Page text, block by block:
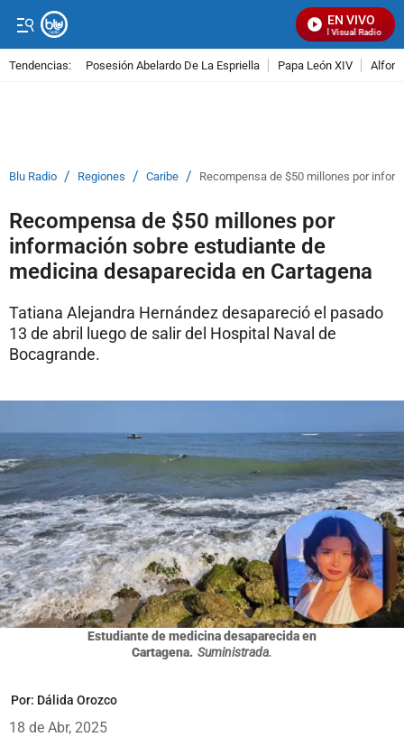
EN VIVO
Señal Visual Radio
Tendencias: Posesión Abelardo De La Espriella Papa León XIV
Blu Radio / Regiones / Caribe / Recompensa de $50 millones por
Recompensa de $50 millones por
información sobre estudiante de
medicina desaparecida en Cartagena
Tatiana Alejandra Hernández desapareció el pasado
13 de abril luego de salir del Hospital Naval de
Bocagrande.
Estudiante de medicina desaparecida en
Cartagena. Suministrada.
Por: Dálida Orozco
18 de Abr, 2025